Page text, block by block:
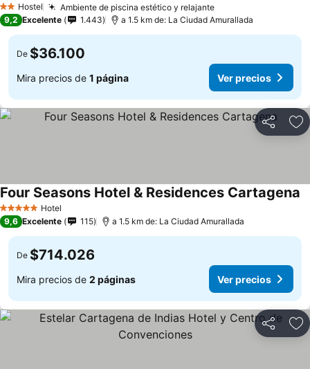
2 Estrellas
Hostel
Ambiente de piscina estético y relajante
9,2 Excelente 1.443 a 1.5 km de: La Ciudad Amurallada
De $36.100
Mira precios de 1 página Ver precios
Compartir
5 Estrellas Hotel
Four Seasons Hotel & Residences Cartagena
9,6 Excelente 115 a 1.5 km de: La Ciudad Amurallada
De $714.026
Mira precios de 2 páginas Ver precios
Compartir